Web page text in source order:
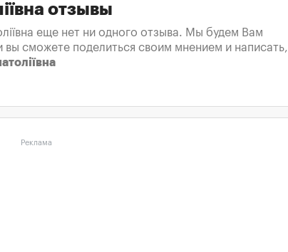
отзывы
еще нет ни одного отзыва. Мы будем Вам
сможете поделиться своим мнением и написать,
Реклама